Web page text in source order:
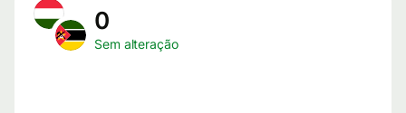
0
Sem alteração